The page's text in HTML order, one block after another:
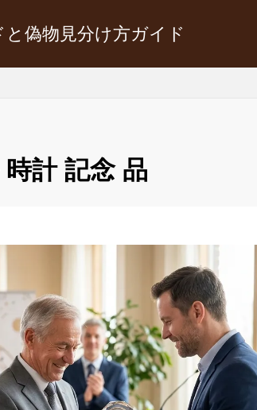
偽物見分け方ガイド
計 記念 品